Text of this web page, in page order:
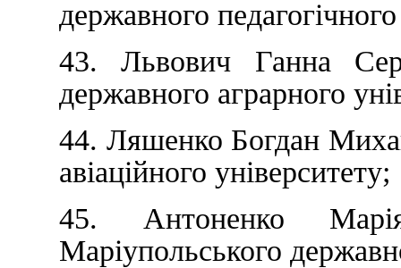
державного
43. Львович Ганна
державного аграрного
44. Ляшенко Богдан
авіаційного університету;
45. Антоненко
Маріупольського